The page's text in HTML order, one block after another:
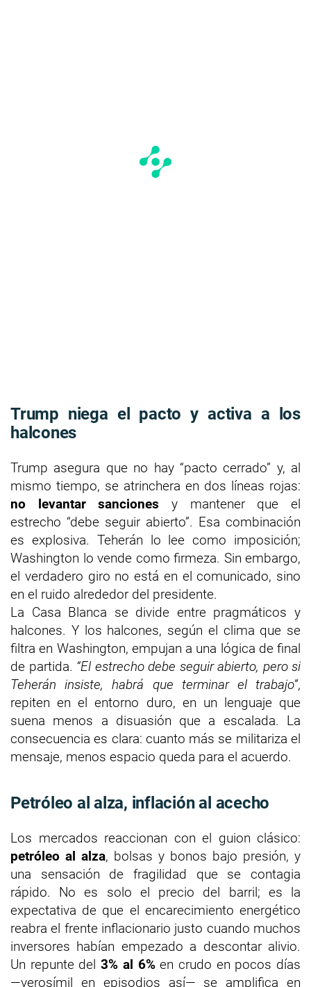
Trump niega el pacto y activa a los
halcones
Trump asegura que no hay “pacto cerrado” y, al
mismo tiempo, se atrinchera en dos líneas rojas:
no levantar sanciones y mantener que el
estrecho “debe seguir abierto”. Esa combinación
es explosiva. Teherán lo lee como imposición;
Washington lo vende como firmeza. Sin embargo,
el verdadero giro no está en el comunicado, sino
en el ruido alrededor del presidente.
La Casa Blanca se divide entre pragmáticos y
halcones. Y los halcones, según el clima que se
filtra en Washington, empujan a una lógica de final
de partida. “El estrecho debe seguir abierto, pero si
Teherán insiste, habrá que terminar el trabajo”,
repiten en el entorno duro, en un lenguaje que
suena menos a disuasión que a escalada. La
consecuencia es clara: cuanto más se militariza el
mensaje, menos espacio queda para el acuerdo.
Petróleo al alza, inflación al acecho
Los mercados reaccionan con el guion clásico:
petróleo al alza, bolsas y bonos bajo presión, y
una sensación de fragilidad que se contagia
rápido. No es solo el precio del barril; es la
expectativa de que el encarecimiento energético
reabra el frente inflacionario justo cuando muchos
inversores habían empezado a descontar alivio.
Un repunte del3% al 6%en crudo en pocos días
—verosímil en episodios así— se amplifica en